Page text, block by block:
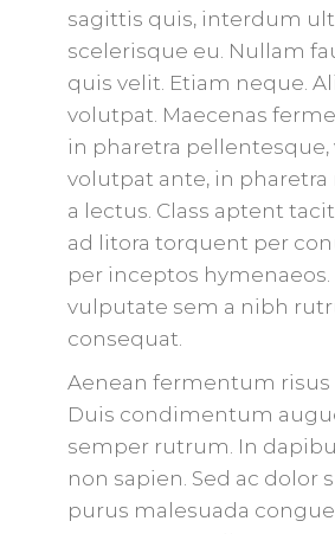
sagittis quis, interdum
scelerisque eu. Nullam
quis velit. Etiam neque.
volutpat. Maecenas
in pharetra
volutpat ante, in
a lectus. Class aptent
ad litora torquent per
per inceptos
vulputate sem a nibh
consequat.
Aenean fermentum risus
Duis condimentum
semper rutrum. In
non sapien. Sed ac dolor
purus malesuada